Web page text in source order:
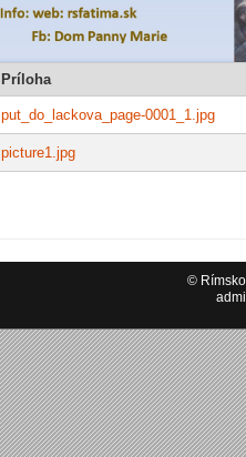
Príloha
put_do_lackova_page-0001_1.jpg
picture1.jpg
©